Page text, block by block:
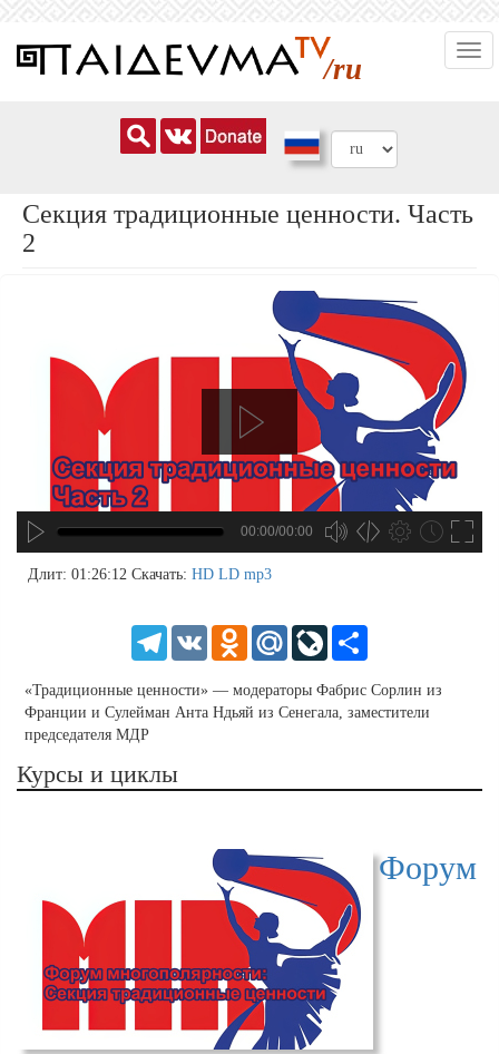
основному
/ru
Секция традиционные ценности. Часть
2
0.25
00:00/00:00
Длит: 01:26:12 Скачать: HD LD mp3
TelegramVK Odnoklassniki
Mail.Ru LiveJournal
«Традиционные ценности» — модераторы Фабрис Сорлин из
Франции и Сулейман Анта Ндьяй из Сенегала, заместители
председателя МДР
Курсы и циклы
Форум